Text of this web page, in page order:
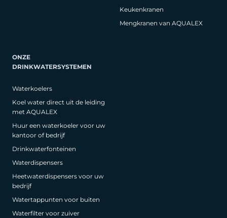
Keukenkranen
Mengkranen van AQUALEX
ONZE
DRINKWATERSYSTEMEN
Waterkoelers
Koel water direct uit de leiding
met AQUALEX
Huur een waterkoeler voor uw
kantoor of bedrijf
Drinkwaterfonteinen
Waterdispensers
Heetwaterdispensers voor uw
bedrijf
Watertappunten voor buiten
Waterfilter voor zuiver